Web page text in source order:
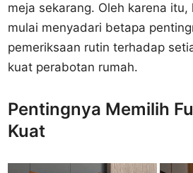
meja sekarang. Oleh karena itu,
mulai menyadari betapa
pemeriksaan rutin terhadap
kuat perabotan rumah.
Pentingnya Memilih
Kuat